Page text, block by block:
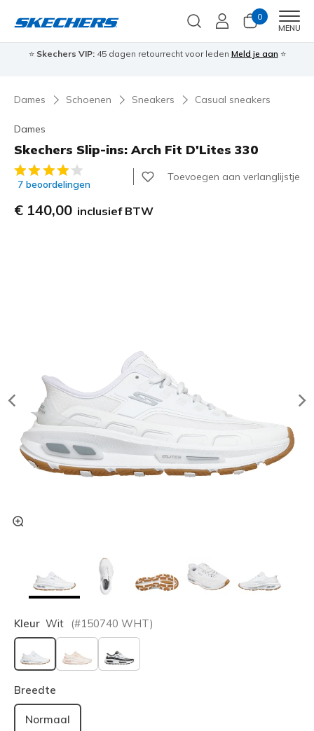
0
MENU
⭐ Skechers VIP:45 dagen retourrecht voor leden Meld je aan ⭐
Dames Schoenen Sneakers Casual sneakers
Dames
Skechers Slip-ins: Arch Fit D'Lites 330
4,4 van de 5 klantbeoordelingen
7 beoordelingen
Toevoegen aan verlanglijstje
€ 140,00 inclusief BTW
Kleur Wit (#150740 WHT)
geselecteerd
Breedte
Normaal